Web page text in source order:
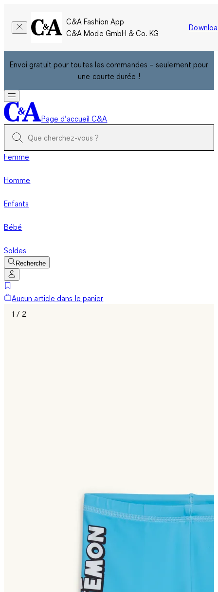
C&A Fashion App
C&A Mode GmbH & Co. KG
Envoi gratuit pour toutes les commandes – seulement pour
une courte durée !
Page d’accueil C&A
Femme
Homme
Enfants
Bébé
Soldes
Recherche
Aucun article dans le panier
1 / 2